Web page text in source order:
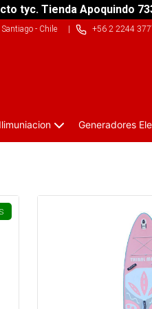
tyc. Tienda Apoquindo
- Chile| +56 2 2244
Ilimuniacion Generadores